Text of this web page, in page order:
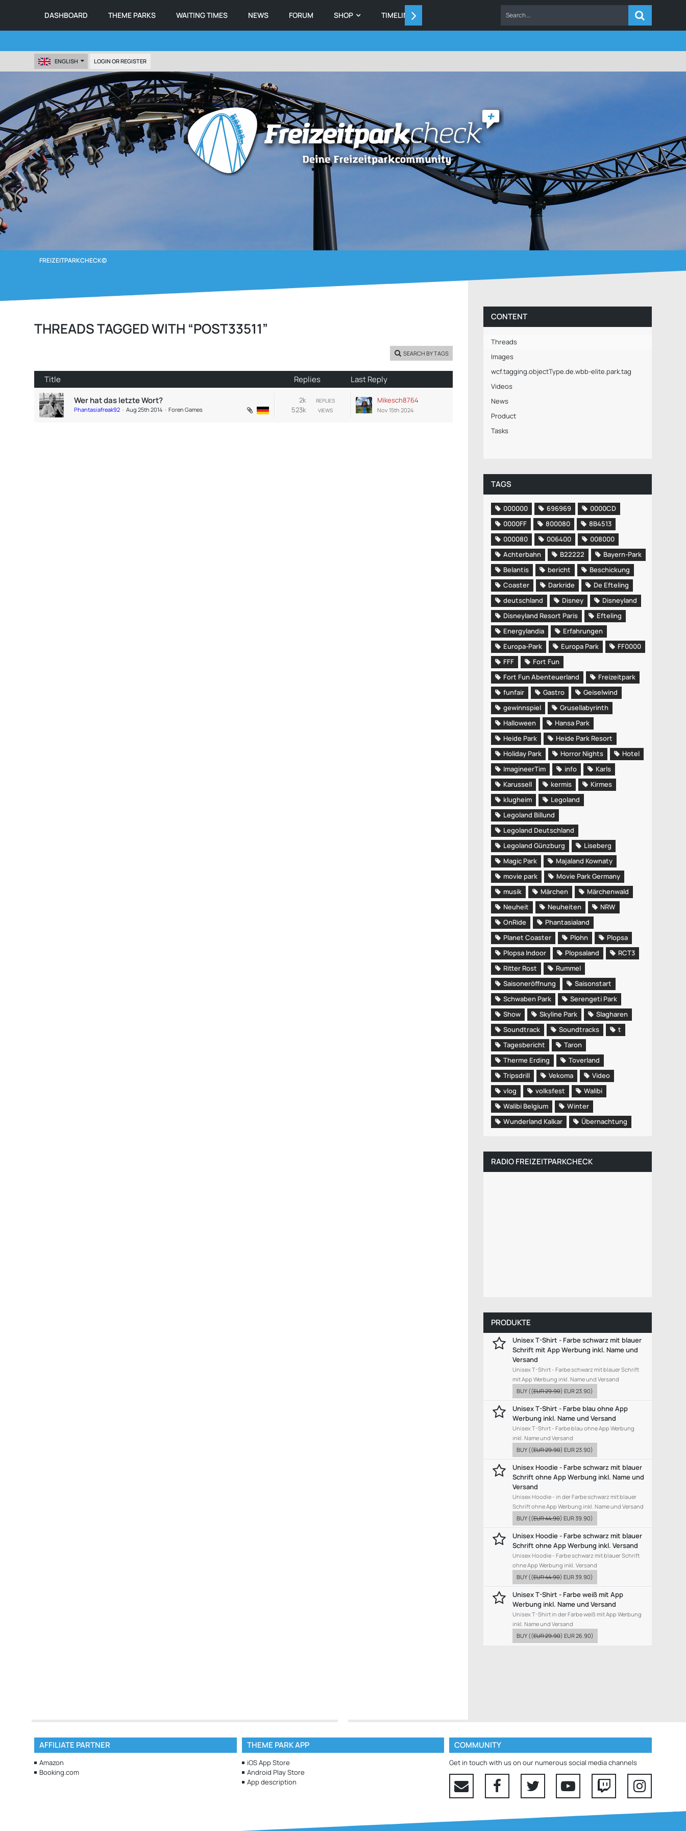
DASHBOARD THEME PARKS WAITING TIMES NEWS FORUM SHOP TIMELINE
ENGLISH LOGIN OR REGISTER
FREIZEITPARKCHECK©
THREADS TAGGED WITH “POST33511”
SEARCH BY TAGS
Title Replies
Last Reply
Wer hat das letzte Wort?
Phantasiafreak92 Aug 25th 2014 Foren Games
REPLIES
2k
VIEWS
523k
Mikesch8764
Nov 15th 2024
CONTENT
Threads
Images
wcf.tagging.objectType.de.wbb-elite.park.tag
Videos
News
Product
Tasks
TAGS
000000 696969
0000CD
0000FF
800080
8B4513
000080
006400
008000
Achterbahn
B22222
Bayern-Park
Belantis
bericht
Beschickung
Coaster
Darkride
De Efteling
deutschland
Disney
Disneyland
Disneyland Resort Paris
Efteling
Energylandia
Erfahrungen
Europa-Park
Europa Park
FF0000
FFF
Fort Fun
Fort Fun Abenteuerland
Freizeitpark
funfair
Gastro
Geiselwind
gewinnspiel
Grusellabyrinth
Halloween
Hansa Park
Heide Park
Heide Park Resort
Holiday Park
Horror Nights
Hotel
ImagineerTim
info
Karls
Karussell
kermis
Kirmes
klugheim
Legoland
Legoland Billund
Legoland Deutschland
Legoland Günzburg
Liseberg
Magic Park
Majaland Kownaty
movie park
Movie Park Germany
musik
Märchen
Märchenwald
Neuheit
Neuheiten
NRW
OnRide
Phantasialand
Planet Coaster
Plohn
Plopsa
Plopsa Indoor
Plopsaland
RCT3
Ritter Rost
Rummel
Saisoneröffnung
Saisonstart
Schwaben Park
Serengeti Park
Show
Skyline Park
Slagharen
Soundtrack
Soundtracks
t
Tagesbericht
Taron
Therme Erding
Toverland
Tripsdrill
Vekoma
Video
vlog
volksfest
Walibi
Walibi Belgium
Winter
Wunderland Kalkar
Übernachtung
RADIO FREIZEITPARKCHECK
PRODUKTE
Unisex T-Shirt - Farbe schwarz mit blauer
Schrift mit App Werbung inkl. Name und
Versand
Unisex T-Shirt - Farbe schwarz mit blauer Schrift
mit App Werbung inkl. Name und Versand
BUY ((EUR 29.90) EUR 23.90)
Unisex T-Shirt - Farbe blau ohne App
Werbung inkl. Name und Versand
Unisex T-Shirt - Farbe blau ohne App Werbung
inkl. Name und Versand
BUY ((EUR 29.90) EUR 23.90)
Unisex Hoodie - Farbe schwarz mit blauer
Schrift ohne App Werbung inkl. Name und
Versand
Unisex Hoodie - in der Farbe schwarz mit blauer
Schrift ohne App Werbung inkl. Name und Versand
BUY ((EUR 44.90) EUR 39.90)
Unisex Hoodie - Farbe schwarz mit blauer
Schrift ohne App Werbung inkl. Versand
Unisex Hoodie - Farbe schwarz mit blauer Schrift
ohne App Werbung inkl. Versand
BUY ((EUR 44.90) EUR 39.90)
Unisex T-Shirt - Farbe weiß mit App
Werbung inkl. Name und Versand
Unisex T-Shirt in der Farbe weiß mit App Werbung
inkl. Name und Versand
BUY ((EUR 29.90) EUR 26.90)
AFFILIATE PARTNER
Amazon
Booking.com
THEME PARK APP
iOS App Store
Android Play Store
App description
COMMUNITY
Get in touch with us on our numerous social media channels